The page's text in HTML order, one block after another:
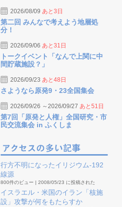
2026/08/09 あと3日
第二回 みんなで考えよう地層処
分！
2026/09/06 あと31日
トークイベント「なんで上関に中
間貯蔵施設？」
2026/09/23 あと48日
さようなら原発9・23全国集会
2026/09/26 ～2026/09/27 あと51日
第7回「原発と人権」全国研究・市
民交流集会 in ふくしま
行方不明になったイリジウム-192
線源
800件のビュー | 2008/05/23 に投稿された
イスラエル・米国のイラン「核施
設」攻撃が何をもたらすか